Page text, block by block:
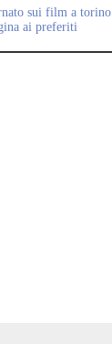
sui film a torino
ai preferiti